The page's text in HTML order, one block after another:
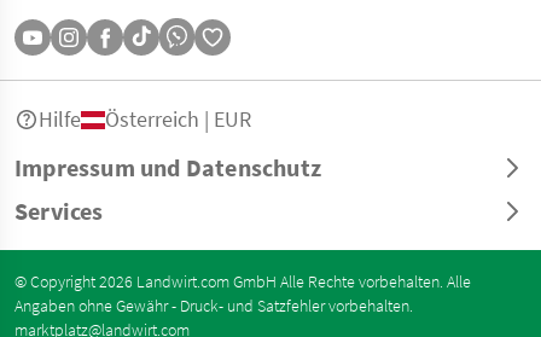
Impressum und Datenschutz
Services
Hilfe Österreich | EUR
© Copyright 2026 Landwirt.com GmbH Alle Rechte vorbehalten. Alle
Angaben ohne Gewähr - Druck- und Satzfehler vorbehalten.
marktplatz@landwirt.com